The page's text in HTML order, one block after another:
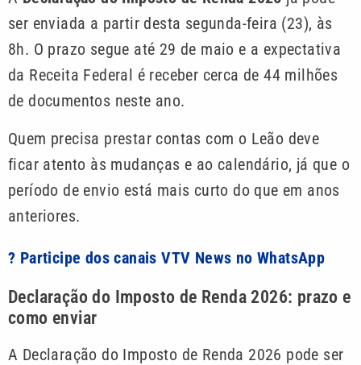
ser enviada a partir desta segunda-feira (23), às
8h. O prazo segue até 29 de maio e a expectativa
da Receita Federal é receber cerca de 44 milhões
de documentos neste ano.
Quem precisa prestar contas com o Leão deve
ficar atento às mudanças e ao calendário, já que o
período de envio está mais curto do que em anos
anteriores.
? Participe dos canais VTV News no WhatsApp
Declaração do Imposto de Renda 2026: prazo e
como enviar
A Declaração do Imposto de Renda 2026 pode ser